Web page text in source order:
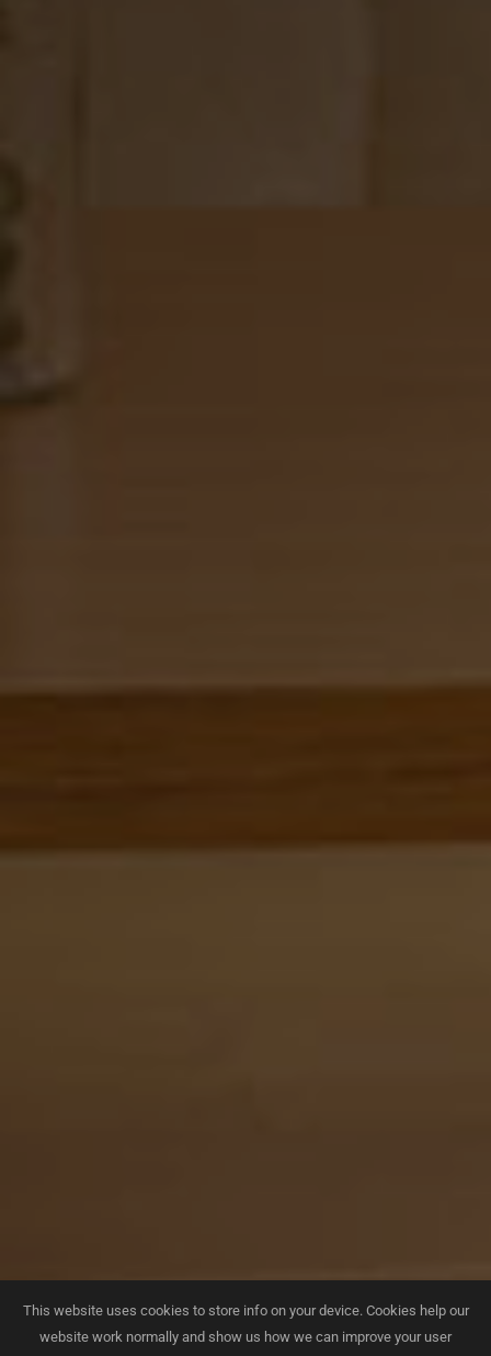
This website uses cookies to store info on your device. Cookies help our
website work normally and show us how we can improve your user